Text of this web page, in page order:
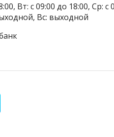
Вт: с 09:00 до 18:00, Ср: с
Вс: выходной